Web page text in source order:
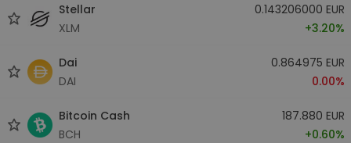
Stellar
XLM
0.143206000 EUR
+3.20%
Dai
DAI
0.864975 EUR
0.00%
Bitcoin Cash
BCH
187.880 EUR
+0.60%